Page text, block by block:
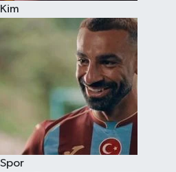
Kim
Spor
Teknoloji
Televizyon
Yaşam-Çevre